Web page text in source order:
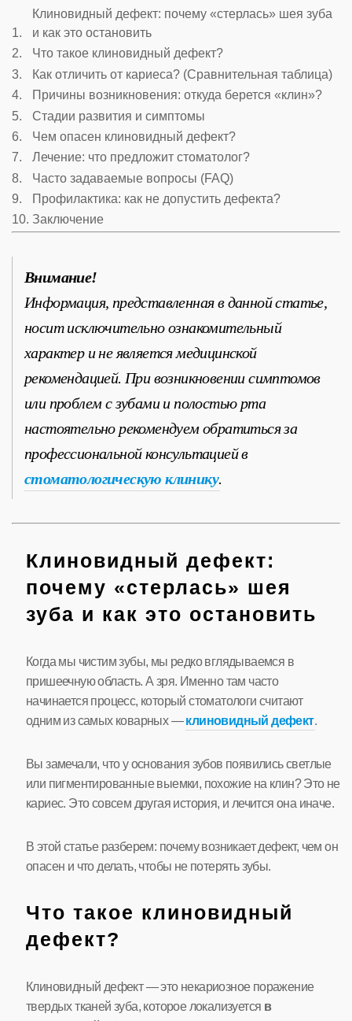
Клиновидный дефект: почему «стерлась» шея зуба
и как это остановить
Что такое клиновидный дефект?
Как отличить от кариеса? (Сравнительная таблица)
Причины возникновения: откуда берется «клин»?
Стадии развития и симптомы
Чем опасен клиновидный дефект?
Лечение: что предложит стоматолог?
Часто задаваемые вопросы (FAQ)
Профилактика: как не допустить дефекта?
Заключение
Внимание!
Информация, представленная в данной статье,
носит исключительно ознакомительный
характер и не является медицинской
рекомендацией. При возникновении симптомов
или проблем с зубами и полостью рта
настоятельно рекомендуем обратиться за
профессиональной консультацией в
стоматологическую клинику.
Клиновидный дефект:
почему «стерлась» шея
зуба и как это остановить
Когда мы чистим зубы, мы редко вглядываемся в
пришеечную область. А зря. Именно там часто
начинается процесс, который стоматологи считают
одним из самых коварных —клиновидный дефект.
Вы замечали, что у основания зубов появились светлые
или пигментированные выемки, похожие на клин? Это не
кариес. Это совсем другая история, и лечится она иначе.
В этой статье разберем: почему возникает дефект, чем он
опасен и что делать, чтобы не потерять зубы.
Что такое клиновидный
дефект?
Клиновидный дефект — это некариозное поражение
твердых тканей зуба, которое локализуется в